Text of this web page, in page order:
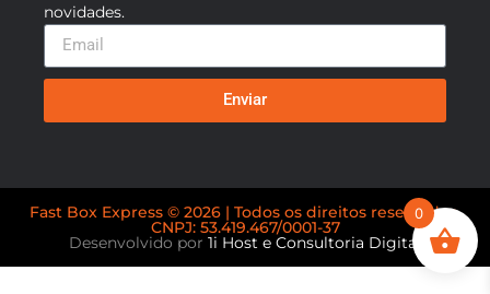
novidades.
Enviar
Fast Box Express © 2026 | Todos os direitos reservados.
CNPJ: 53.419.467/0001-37
Desenvolvido por 1i Host e Consultoria Digital
0